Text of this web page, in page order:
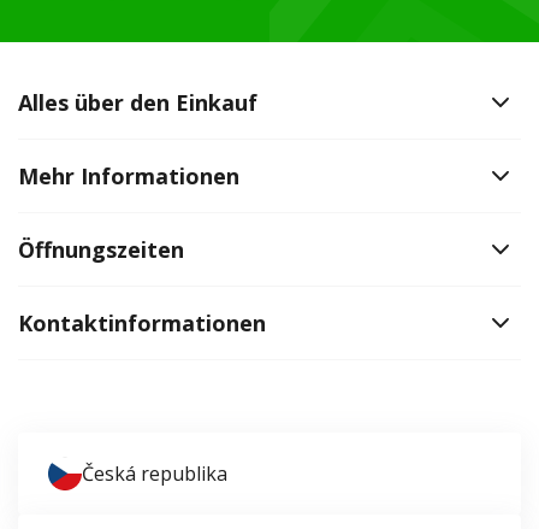
Alles über den Einkauf
Mehr Informationen
Öffnungszeiten
Kontaktinformationen
Česká republika